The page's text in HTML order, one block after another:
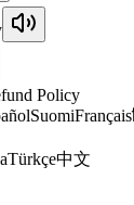
Policy
SuomiFrançais
Türkçe中文